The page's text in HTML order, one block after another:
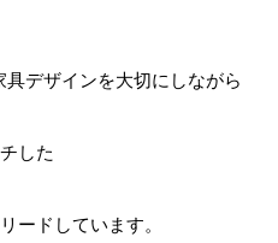
デザインを大切にしながら
した
ードしています。